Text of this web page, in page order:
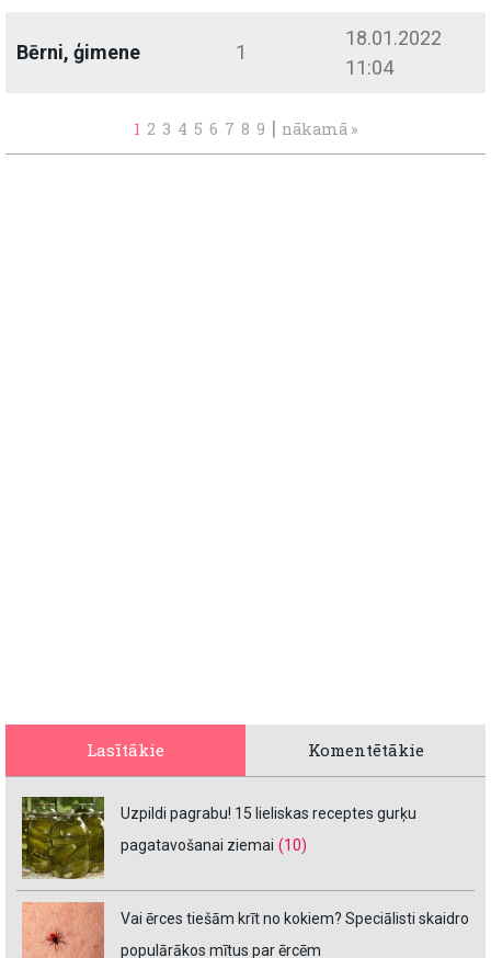
Bērni, ģimene 1
18.01.2022
11:04
1 2 3 4 5 6 7 8 9 | nākamā »
Lasītākie Komentētākie
Uzpildi pagrabu! 15 lieliskas receptes gurķu
pagatavošanai ziemai (10)
Vai ērces tiešām krīt no kokiem? Speciālisti skaidro
populārākos mītus par ērcēm